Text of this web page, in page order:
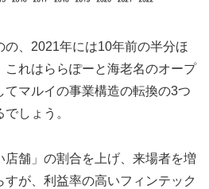
の、2021年には10年前の半分ほ
これはららぽーと海老名のオープ
てマルイの事業構造の転換の3つ
しょう。
店舗」の割合を上げ、来場者を増
が、利益率の高いフィンテック